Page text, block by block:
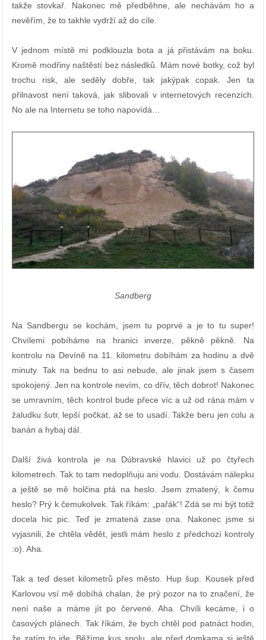
takže stovkař. Nakonec mě předběhne, ale nechávám ho a
nevěřím, že to takhle vydrží až do cíle.
V jednom místě mi podklouzla bota a já přistávám na boku.
Kromě modřiny naštěstí bez následků. Mám nové botky, což byl
trochu risk, ale seděly dobře, tak jakýpak copak. Jen ta
přilnavost není taková, jak slibovali v internetových recenzích.
No ale na Internetu se toho napovídá…
Sandberg
Na Sandbergu se kochám, jsem tu poprvé a je to tu super!
Chvílemi pobíháme na hranici inverze, pěkně pěkně. Na
kontrolu na Devíně na 11. kilometru dobíhám za hodinu a dvě
minuty. Tak na bednu to asi nebude, ale jinak jsem s časem
spokojený. Jen na kontrole nevím, co dřív, těch dobrot! Nakonec
se umravním, těch kontrol bude přece víc a už od rána mám v
žaludku šutr, lepší počkat, až se to usadí. Takže beru jen colu a
banán a hybaj dál.
Další živá kontrola je na Dúbravské hlavici už po čtyřech
kilometrech. Tak to tam nedoplňuju ani vodu. Dostávám nálepku
a ještě se mě holčina ptá na heslo. Jsem zmatený, k čemu
heslo? Prý k čemukolvek. Tak říkám: „pařák“! Zdá se mi být totiž
docela hic pic. Teď je zmatená zase ona. Nakonec jsme si
vyjasnili, že chtěla vědět, jestli mám heslo z předchozí kontroly
:o). Aha.
Tak a teď deset kilometrů přes město. Hup šup. Kousek před
Karlovou vsí mě dobíhá chalan, že prý pozor na to značení, že
není naše a máme jít po červené. Aha. Chvíli kecáme, i o
časových plánech. Tak říkám, že bych chtěl pod patnáct hodin,